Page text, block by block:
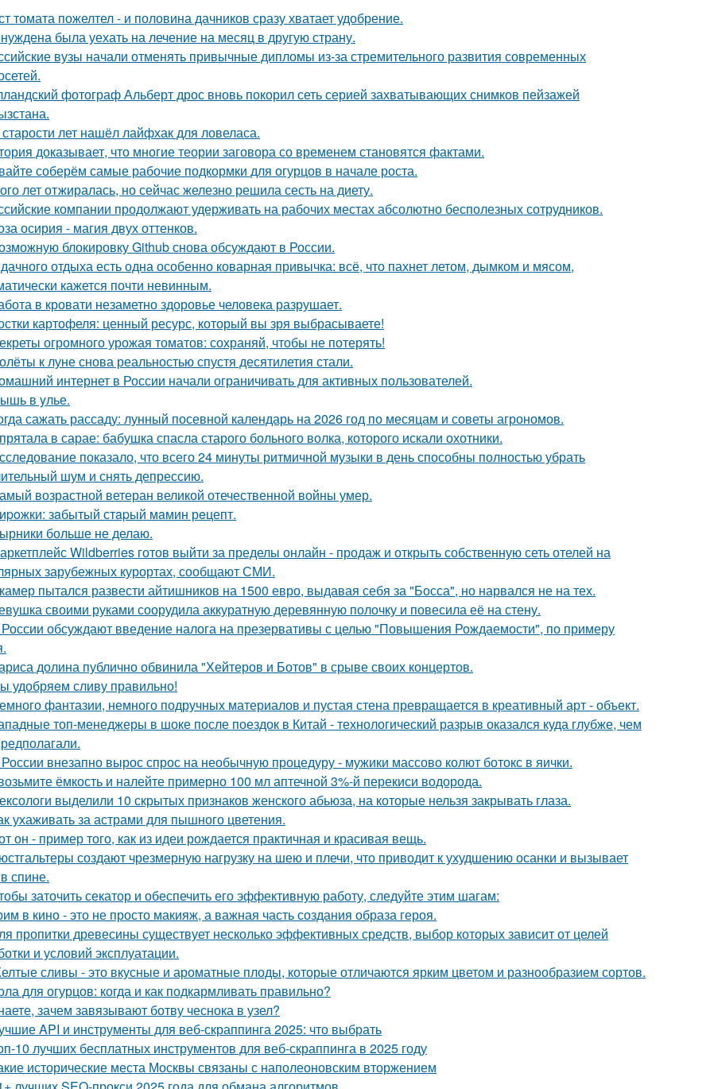
томата пожелтел - и половина дачников сразу хватает удобрение.
была уехать на лечение на месяц в другую страну.
вузы начали отменять привычные дипломы из-за стремительного развития современных
фотограф Альберт дрос вновь покорил сеть серией захватывающих снимков пейзажей
лет нашёл лайфхак для ловеласа.
доказывает, что многие теории заговора со временем становятся фактами.
соберём самые рабочие подкормки для огурцов в начале роста.
лет отжиралась, но сейчас железно решила сесть на диету.
компании продолжают удерживать на рабочих местах абсолютно бесполезных сотрудников.
осирия - магия двух оттенков.
блокировку Github снова обсуждают в России.
отдыха есть одна особенно коварная привычка: всё, что пахнет летом, дымком и мясом,
кажется почти невинным.
в кровати незаметно здоровье человека разрушает.
картофеля: ценный ресурс, который вы зря выбрасываете!
огромного урожая томатов: сохраняй, чтобы не потерять!
к луне снова реальностью спустя десятилетия стали.
интернет в России начали ограничивать для активных пользователей.
в yлье.
сажать рассаду: лунный посевной календарь на 2026 год по месяцам и советы агрономов.
в сарае: бабушка спасла старого больного волка, которого искали охотники.
показало, что всего 24 минуты ритмичной музыки в день способны полностью убрать
шум и снять депрессию.
возрастной ветеран великой отечественной войны умер.
зaбытый стapый мaмин рeцепт.
больше не делаю.
Wildberries готов выйти за пределы онлайн - продаж и открыть собственную сеть отелей на
зарубежных курортах, сообщают СМИ.
пытался развести айтишников на 1500 евро, выдавая себя за "Босса", но нарвался не на тех.
своими руками соорудила аккуратную деревянную полочку и повесила её на стену.
обсуждают введение налога на презервативы с целью "Повышения Рождаемости", по примеру
долина публично обвинила "Хейтеров и Ботов" в срыве своих концертов.
удобряeм сливу правильно!
фантазии, немного подручных материалов и пустая стена превращается в креативный арт - объект.
топ-менеджеры в шоке после поездок в Китай - технологический разрыв оказался куда глубже, чем
внезапно вырос спрос на необычную процедуру - мужики массово колют ботокс в яички.
ёмкость и налейте примерно 100 мл аптечной 3%-й перекиси водорода.
выделили 10 скрытых признаков женского абьюза, на которые нельзя закрывать глаза.
ухаживать за астрами для пышного цветения.
он - пример того, как из идеи рождается практичная и красивая вещь.
создают чрезмерную нагрузку на шею и плечи, что приводит к ухудшению осанки и вызывает
спине.
заточить секатор и обеспечить его эффективную работу, следуйте этим шагам:
в кино - это не просто макияж, а важная часть создания образа героя.
пропитки древесины существует несколько эффективных средств, выбор которых зависит от целей
и условий эксплуатации.
сливы - это вкусные и ароматные плоды, которые отличаются ярким цветом и разнообразием сортов.
для огурцов: когда и как подкармливать правильно?
зачем завязывают ботву чеснока в узел?
API и инструменты для веб-скраппинга 2025: что выбрать
10 лучших бесплатных инструментов для веб-скраппинга в 2025 году
исторические места Москвы связаны с наполеоновским вторжением